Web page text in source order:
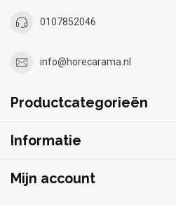
0107852046
info@horecarama.nl
Productcategorieën
Informatie
Mijn account